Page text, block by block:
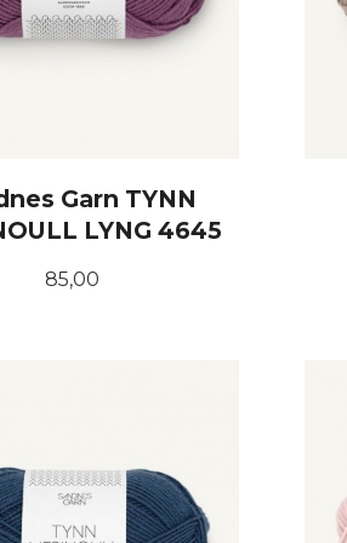
Garn TYNN
LYNG 4645
Pris
85,00